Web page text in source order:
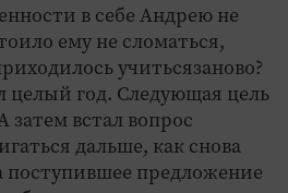
в себе Андрею не
ему не сломаться,
учитьсязаново?
целый год. Следующая цель
затем встал вопрос
дальше, как снова
поступившее предложение